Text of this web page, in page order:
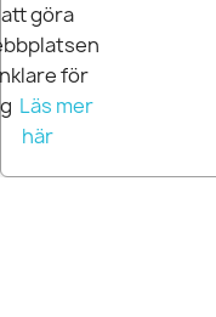
att göra
för
Läs mer
här